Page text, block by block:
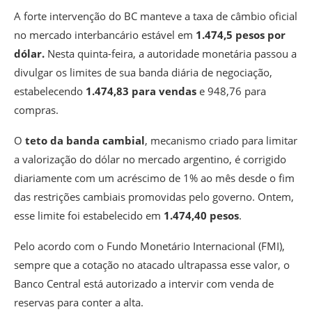
A forte intervenção do BC manteve a taxa de câmbio oficial
no mercado interbancário estável em 1.474,5 pesos por
dólar. Nesta quinta-feira, a autoridade monetária passou a
divulgar os limites de sua banda diária de negociação,
estabelecendo 1.474,83 para vendas e 948,76 para
compras.
O teto da banda cambial, mecanismo criado para limitar
a valorização do dólar no mercado argentino, é corrigido
diariamente com um acréscimo de 1% ao mês desde o fim
das restrições cambiais promovidas pelo governo. Ontem,
esse limite foi estabelecido em 1.474,40 pesos.
Pelo acordo com o Fundo Monetário Internacional (FMI),
sempre que a cotação no atacado ultrapassa esse valor, o
Banco Central está autorizado a intervir com venda de
reservas para conter a alta.